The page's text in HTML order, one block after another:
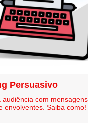
Persuasivo
audiência com mensagens
envolventes. Saiba como!